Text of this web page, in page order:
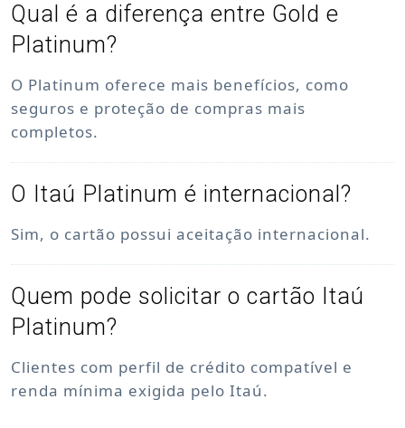
Qual é a diferença entre Gold e
Platinum?
O Platinum oferece mais benefícios, como
seguros e proteção de compras mais
completos.
O Itaú Platinum é internacional?
Sim, o cartão possui aceitação internacional.
Quem pode solicitar o cartão Itaú
Platinum?
Clientes com perfil de crédito compatível e
renda mínima exigida pelo Itaú.